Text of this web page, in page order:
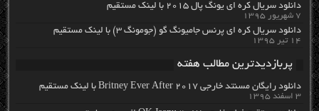
دانلود سریال کره ای یونگ پال ۲۰۱۵ با لینک مستقیم
۷ شهریور ۱۳۹۵
دانلود سریال کره ای پرنس جامیونگ گو (جومونگ ۳) با لینک مستقیم
۱۴ تیر ۱۳۹۵
پربازدیدترین مطالب هفته
دانلود رایگان مسنتد خارجی Britney Ever After 2017 با لینک مستقیم
۳ اسفند ۱۳۹۵